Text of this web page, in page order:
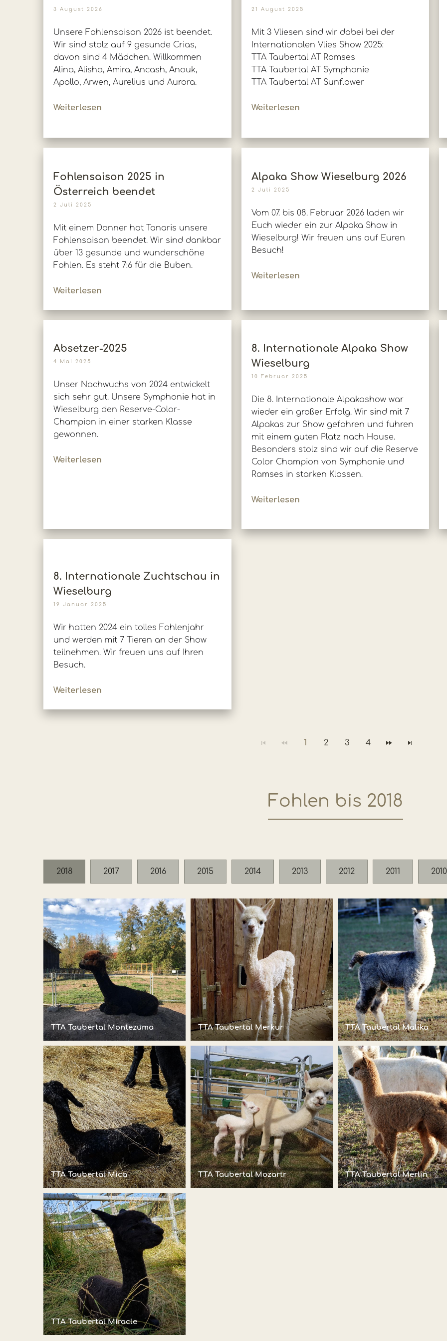
3 August 2026
Unsere Fohlensaison 2026 ist beendet.
Wir sind stolz auf 9 gesunde Crias,
davon sind 4 Mädchen. Willkommen
Alina, Alisha, Amira, Ancash, Anouk,
Apollo, Arwen, Aurelius und Aurora.
Weiterlesen
21 August 2025
Mit 3 Vliesen sind wir dabei bei der
Internationalen Vlies Show 2025:
TTA Taubertal AT Ramses
TTA Taubertal AT Symphonie
TTA Taubertal AT Sunflower
Weiterlesen
Fohlensaison 2025 in
Österreich beendet
2 Juli 2025
Mit einem Donner hat Tanaris unsere
Fohlensaison beendet. Wir sind dankbar
über 13 gesunde und wunderschöne
Fohlen. Es steht 7:6 für die Buben.
Weiterlesen
Alpaka Show Wieselburg 2026
2 Juli 2025
Vom 07. bis 08. Februar 2026 laden wir
Euch wieder ein zur Alpaka Show in
Wieselburg! Wir freuen uns auf Euren
Besuch!
Weiterlesen
Absetzer-2025
4 Mai 2025
Unser Nachwuchs von 2024 entwickelt
sich sehr gut. Unsere Symphonie hat in
Wieselburg den Reserve-Color-
Champion in einer starken Klasse
gewonnen.
Weiterlesen
8. Internationale Alpaka Show
Wieselburg
10 Februar 2025
Die 8. Internationale Alpakashow war
wieder ein großer Erfolg. Wir sind mit 7
Alpakas zur Show gefahren und fuhren
mit einem guten Platz nach Hause.
Besonders stolz sind wir auf die Reserve
Color Champion von Symphonie und
Ramses in starken Klassen.
Weiterlesen
8. Internationale Zuchtschau in
Wieselburg
19 Januar 2025
Wir hatten 2024 ein tolles Fohlenjahr
und werden mit 7 Tieren an der Show
teilnehmen. Wir freuen uns auf Ihren
Besuch.
Weiterlesen
1 2 3 4
Fohlen bis 2018
2018 2017 2016 2015 2014 2013 2012 2011 2010
TTA Taubertal Montezuma TTA Taubertal Merkur TTA Taubertal Malika
TTA Taubertal Mica TTA Taubertal Mozartr TTA Taubertal Merlin
TTA Taubertal Miracle